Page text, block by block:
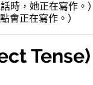
時，她正在寫作。）
會正在寫作。）
Tense)